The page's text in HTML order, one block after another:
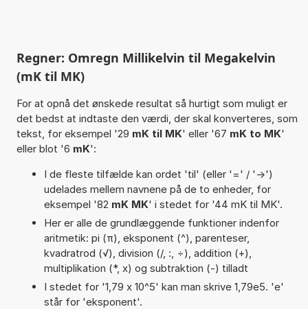
Regner: Omregn Millikelvin til Megakelvin
(mK til MK)
For at opnå det ønskede resultat så hurtigt som muligt er
det bedst at indtaste den værdi, der skal konverteres, som
tekst, for eksempel '29 mK til MK' eller '67 mK to MK'
eller blot '6 mK':
I de fleste tilfælde kan ordet 'til' (eller '=' / '->')
udelades mellem navnene på de to enheder, for
eksempel '82 mK MK' i stedet for '44 mK til MK'.
Her er alle de grundlæggende funktioner indenfor
aritmetik: pi (π), eksponent (^), parenteser,
kvadratrod (√), division (/, :, ÷), addition (+),
multiplikation (*, x) og subtraktion (-) tilladt
I stedet for '1,79 x 10^5' kan man skrive 1,79e5. 'e'
står for 'eksponent'.